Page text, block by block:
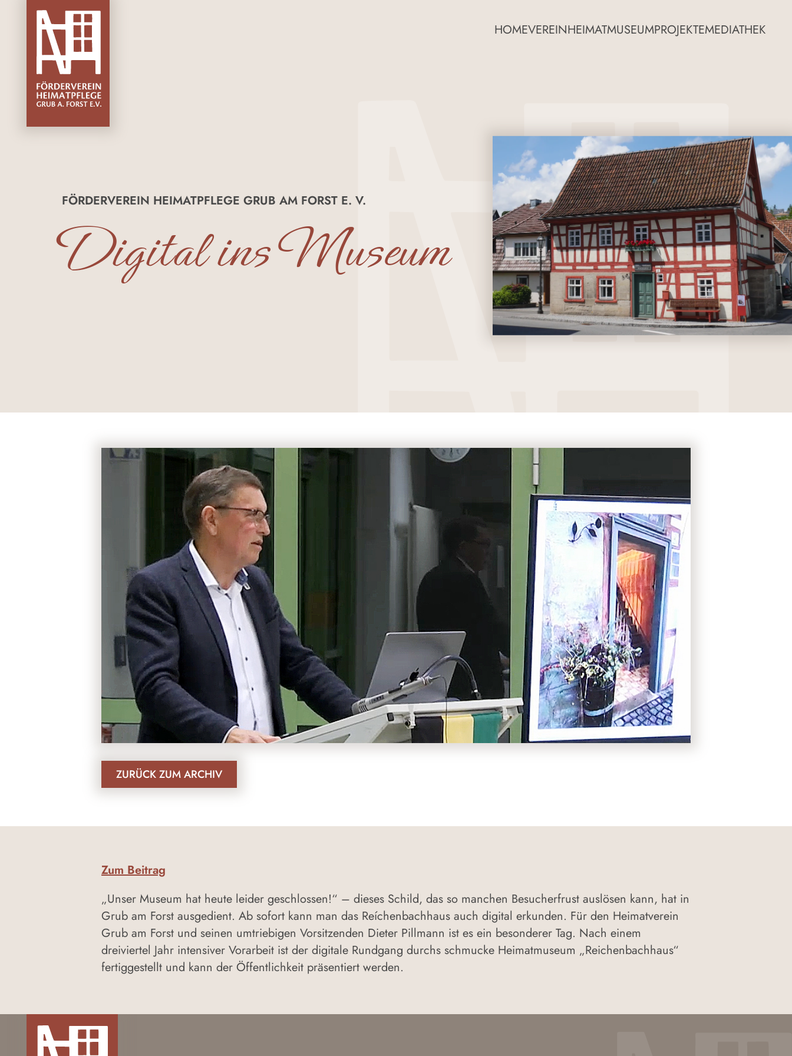
HOMEVEREINHEIMATMUSEUMPROJEKTEMEDIATHEK
FÖRDERVEREIN HEIMATPFLEGE GRUB AM FORST E. V.
Digital ins Museum
ZURÜCK ZUM ARCHIV
Zum Beitrag
„Unser Museum hat heute leider geschlossen!“ – dieses Schild, das so manchen Besucherfrust auslösen kann, hat in
Grub am Forst ausgedient. Ab sofort kann man das Reíchenbachhaus auch digital erkunden. Für den Heimatverein
Grub am Forst und seinen umtriebigen Vorsitzenden Dieter Pillmann ist es ein besonderer Tag. Nach einem
dreiviertel Jahr intensiver Vorarbeit ist der digitale Rundgang durchs schmucke Heimatmuseum „Reichenbachhaus“
fertiggestellt und kann der Öffentlichkeit präsentiert werden.